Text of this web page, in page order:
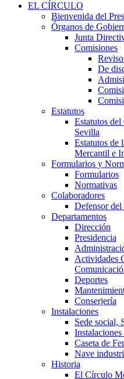
EL CÍRCULO
Bienvenida del
Órganos de
Junta
Comisiones
De
Estatutos
Estatutos
Sevilla
Estatutos de
Mercantil e
Formularios y
Formularios
Normativas
Colaboradores
Defensor del
Departamentos
Dirección
Presidencia
Actividades
Deportes
Conserjería
Instalaciones
Sede social,
Caseta de
Nave
Historia
El Círculo